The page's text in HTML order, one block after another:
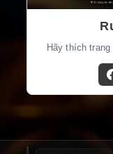
Hãy thích